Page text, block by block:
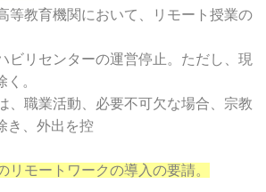
等教育機関において、リモート授業の
ビリセンターの運営停止。ただし、現
。
、職業活動、必要不可欠な場合、宗教
き、外出を控
リモートワークの導入の要請。